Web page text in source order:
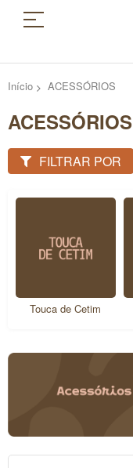
Início ACESSÓRIOS
ACESSÓRIOS
Pente Garfo
FILTRAR POR